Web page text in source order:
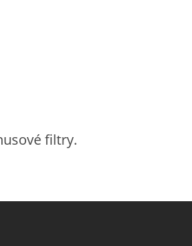
filtry.